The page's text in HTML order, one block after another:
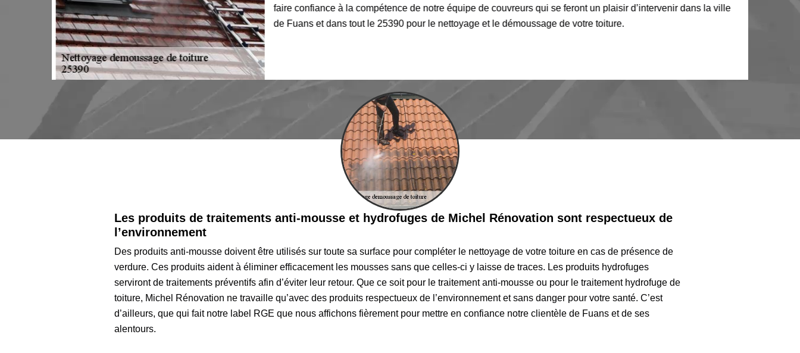
faire confiance à la compétence de notre équipe de couvreurs qui se feront un plaisir d’intervenir dans la ville
de Fuans et dans tout le 25390 pour le nettoyage et le démoussage de votre toiture.
Les produits de traitements anti-mousse et hydrofuges de Michel Rénovation sont respectueux de
l’environnement
Des produits anti-mousse doivent être utilisés sur toute sa surface pour compléter le nettoyage de votre toiture en cas de présence de
verdure. Ces produits aident à éliminer efficacement les mousses sans que celles-ci y laisse de traces. Les produits hydrofuges
serviront de traitements préventifs afin d’éviter leur retour. Que ce soit pour le traitement anti-mousse ou pour le traitement hydrofuge de
toiture, Michel Rénovation ne travaille qu’avec des produits respectueux de l’environnement et sans danger pour votre santé. C’est
d’ailleurs, que qui fait notre label RGE que nous affichons fièrement pour mettre en confiance notre clientèle de Fuans et de ses
alentours.